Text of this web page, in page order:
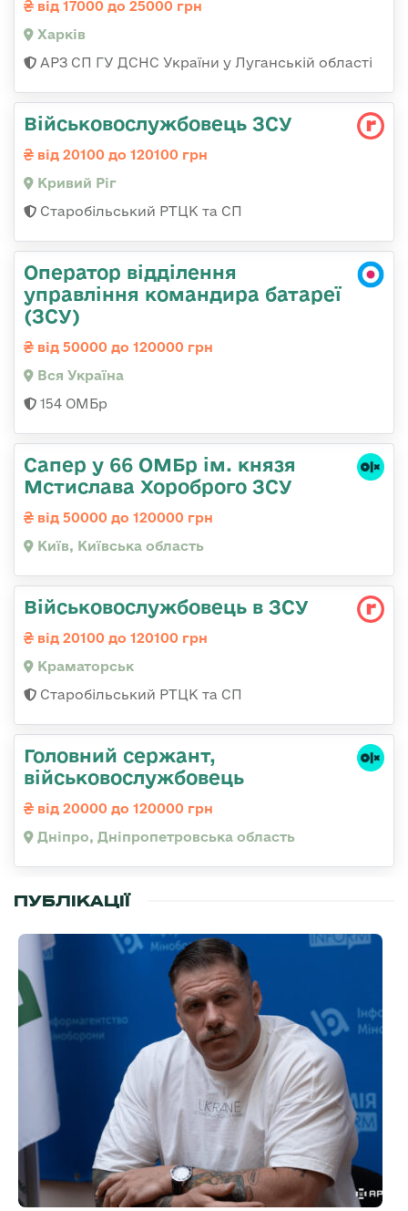
від 17000 до 25000 грн
Харків
АРЗ СП ГУ ДСНС України у Луганській області
Військовослужбовець ЗСУ
від 20100 до 120100 грн
Кривий Ріг
Старобільський РТЦК та СП
Оператор відділення
управління командира батареї
(ЗСУ)
від 50000 до 120000 грн
Вся Україна
154 ОМБр
Сапер у 66 ОМБр ім. князя
Мстислава Хороброго ЗСУ
від 50000 до 120000 грн
Київ, Київська область
Військовослужбовець в ЗСУ
від 20100 до 120100 грн
Краматорськ
Старобільський РТЦК та СП
Головний сержант,
військовослужбовець
від 20000 до 120000 грн
Дніпро, Дніпропетровська область
ПУБЛІКАЦІЇ